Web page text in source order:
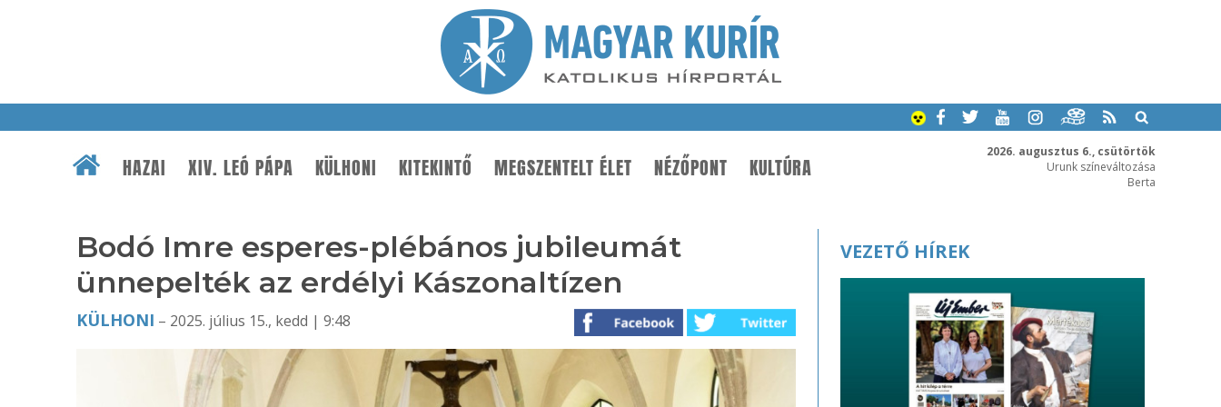
2026. augusztus 6., csütörtök
Urunk színeváltozása
Berta
HAZAI XIV. LEÓ PÁPA KÜLHONI KITEKINTŐ MEGSZENTELT ÉLET NÉZŐPONT KULTÚRA
Bodó Imre esperes-plébános jubileumát
ünnepelték az erdélyi Kászonaltízen
KÜLHONI – 2025. július 15., kedd | 9:48
VEZETŐ HÍREK